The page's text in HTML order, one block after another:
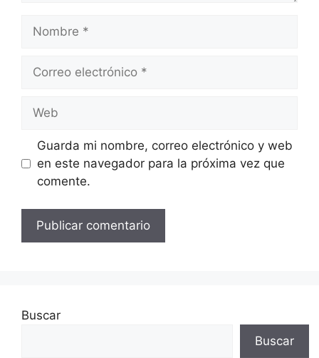
Nombre
Correo
Web
Guarda mi nombre, correo electrónico y web
en este navegador para la próxima vez que
comente.
Buscar
Buscar